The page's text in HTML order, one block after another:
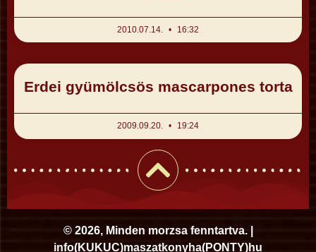
2010.07.14. 16:32
Erdei gyümölcsös mascarpones torta
2009.09.20. 19:24
© 2026, Minden morzsa fenntartva. |
info(KUKUC)maszatkonyha(PONTY)hu